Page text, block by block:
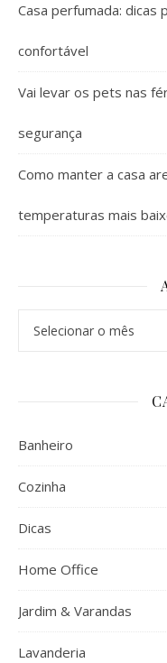
Casa perfumada:
confortável
Vai levar os pets nas
segurança
Como manter a casa
temperaturas mais
Banheiro
Cozinha
Dicas
Home Office
Jardim & Varandas
Lavanderia